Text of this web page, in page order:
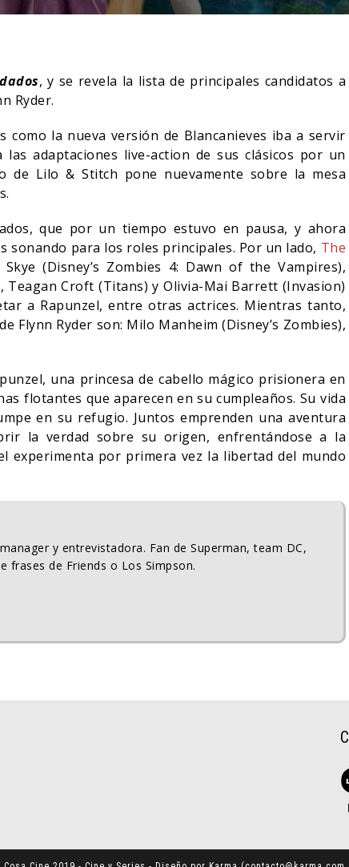
, y se revela la lista de principales candidatos a
Ryder.
como la nueva versión de Blancanieves iba a servir
adaptaciones live-action de sus clásicos por un
de Lilo & Stitch pone nuevamente sobre la mesa
que por un tiempo estuvo en pausa, y ahora
sonando para los roles principales. Por un lado, The
(Disney’s Zombies 4: Dawn of the Vampires),
Teagan Croft (Titans) y Olivia-Mai Barrett (Invasion)
a Rapunzel, entre otras actrices. Mientras tanto,
Flynn Ryder son: Milo Manheim (Disney’s Zombies),
una princesa de cabello mágico prisionera en
flotantes que aparecen en su cumpleaños. Su vida
en su refugio. Juntos emprenden una aventura
la verdad sobre su origen, enfrentándose a la
experimenta por primera vez la libertad del mundo
y entrevistadora. Fan de Superman, team DC,
frases de Friends o Los Simpson.
DEL DEMONIO:
NOSOTROS –
FINAL
06/08/2026
ORLANDO BLOOM AFIRMA
HABER RECHAZADO SER
BATMAN
05/08/2026